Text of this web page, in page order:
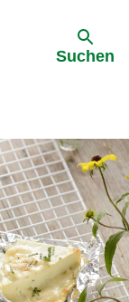
Suchen